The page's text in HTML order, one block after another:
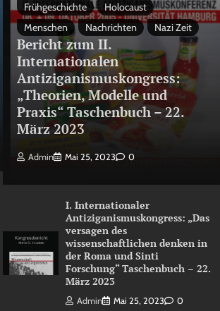
Frühgeschichte
Holocaust
Menschen
Nachrichten Nazi Zeit
Bericht zum II.
Internationalen
Antiziganismuskongress:
„Theorien, Modelle und
Praxis“ Taschenbuch – 22.
März 2023
Admin Mai 25, 2023 0
I. Internationaler
Antiziganismuskongress: „Das
versagen des
wissenschaftlichen denken in
der Roma und Sinti
Forschung“ Taschenbuch – 22.
März 2023
Admin Mai 25, 2023 0